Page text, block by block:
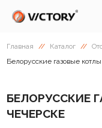
Главная // Каталог //
Белорусские газовые
БЕЛОРУССКИЕ
ЧЕЧЕРСКЕ